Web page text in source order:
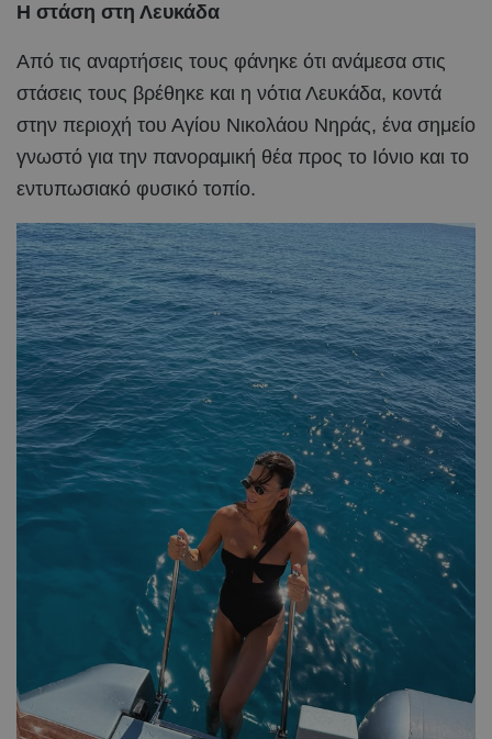
Η στάση στη Λευκάδα
Από τις αναρτήσεις τους φάνηκε ότι ανάμεσα στις
στάσεις τους βρέθηκε και η νότια Λευκάδα, κοντά
στην περιοχή του Αγίου Νικολάου Νηράς, ένα σημείο
γνωστό για την πανοραμική θέα προς το Ιόνιο και το
εντυπωσιακό φυσικό τοπίο.